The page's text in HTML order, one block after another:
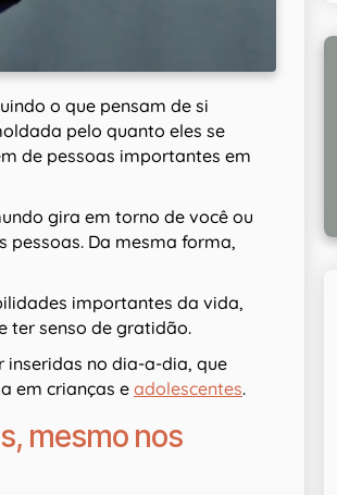
o que pensam de si
pelo quanto eles se
de pessoas importantes em
gira em torno de você ou
pessoas. Da mesma forma,
importantes da vida,
ter senso de gratidão.
inseridas no dia-a-dia, que
em crianças eadolescentes.
mesmo nos